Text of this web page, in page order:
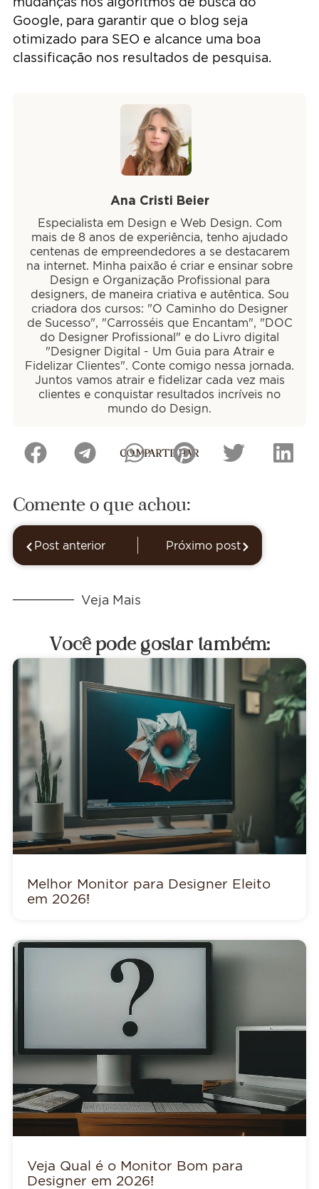
Google, para garantir que o blog seja
otimizado para SEO e alcance uma boa
classificação nos resultados de pesquisa.
Ana Cristi Beier
Especialista em Design e Web Design. Com
mais de 8 anos de experiência, tenho ajudado
centenas de empreendedores a se destacarem
na internet. Minha paixão é criar e ensinar sobre
Design e Organização Profissional para
designers, de maneira criativa e autêntica. Sou
criadora dos cursos: "O Caminho do Designer
de Sucesso", "Carrosséis que Encantam", "DOC
do Designer Profissional" e do Livro digital
"Designer Digital - Um Guia para Atrair e
Fidelizar Clientes". Conte comigo nessa jornada.
Juntos vamos atrair e fidelizar cada vez mais
clientes e conquistar resultados incríveis no
mundo do Design.
COMPARTILHAR
Comente o que achou:
Post anterior Próximo post
Veja Mais
Você pode gostar também:
Melhor Monitor para Designer Eleito
em 2026!
Veja Qual é o Monitor Bom para
Designer em 2026!